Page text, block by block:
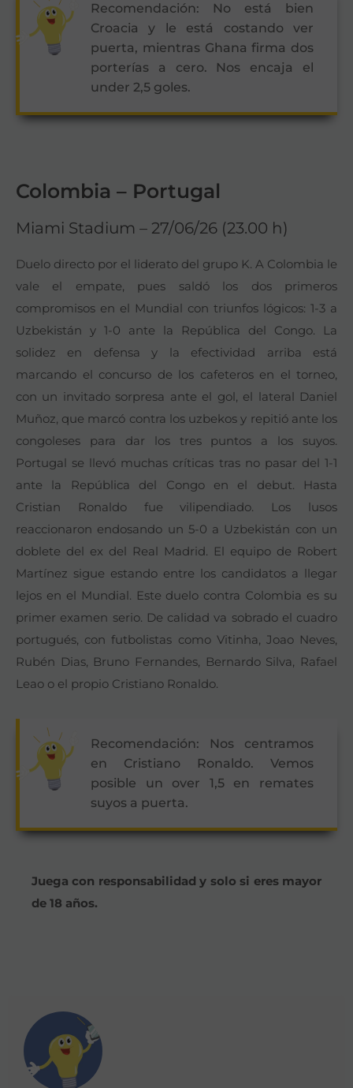
Recomendación: No está bien
Croacia y le está costando ver
puerta, mientras Ghana firma dos
porterías a cero. Nos encaja el
under 2,5 goles.
Colombia – Portugal
Miami Stadium – 27/06/26 (23.00 h)
Duelo directo por el liderato del grupo K. A Colombia le
vale el empate, pues saldó los dos primeros
compromisos en el Mundial con triunfos lógicos: 1-3 a
Uzbekistán y 1-0 ante la República del Congo. La
solidez en defensa y la efectividad arriba está
marcando el concurso de los cafeteros en el torneo,
con un invitado sorpresa ante el gol, el lateral Daniel
Muñoz, que marcó contra los uzbekos y repitió ante los
congoleses para dar los tres puntos a los suyos.
Portugal se llevó muchas críticas tras no pasar del 1-1
ante la República del Congo en el debut. Hasta
Cristian Ronaldo fue vilipendiado. Los lusos
reaccionaron endosando un 5-0 a Uzbekistán con un
doblete del ex del Real Madrid. El equipo de Robert
Martínez sigue estando entre los candidatos a llegar
lejos en el Mundial. Este duelo contra Colombia es su
primer examen serio. De calidad va sobrado el cuadro
portugués, con futbolistas como Vitinha, Joao Neves,
Rubén Dias, Bruno Fernandes, Bernardo Silva, Rafael
Leao o el propio Cristiano Ronaldo.
Recomendación: Nos centramos
en Cristiano Ronaldo. Vemos
posible un over 1,5 en remates
suyos a puerta.
Juega con responsabilidad y solo si eres mayor
de 18 años.